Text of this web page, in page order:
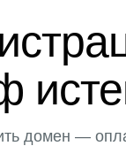
домен —